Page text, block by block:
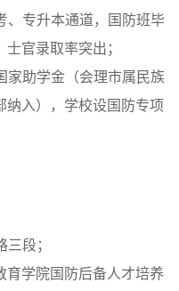
、专升本通道，国防班毕
官录取率突出；
家助学金（会理市属民族
纳入），学校设国防专项
段；
育学院国防后备人才培养